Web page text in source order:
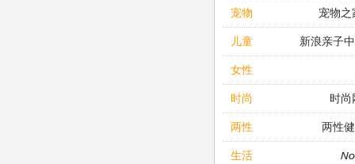
宠物 宠物之
儿童 新浪亲子
女性
时尚 时尚
两性 两性
生活